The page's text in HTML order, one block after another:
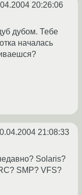
20:26:06
дубом. Тебе
началась
21:08:33
Solaris?
SMP? VFS?